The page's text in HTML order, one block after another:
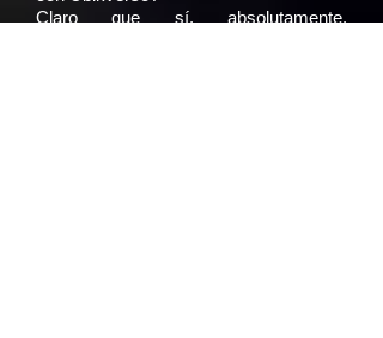
Claro que sí, absolutamente.